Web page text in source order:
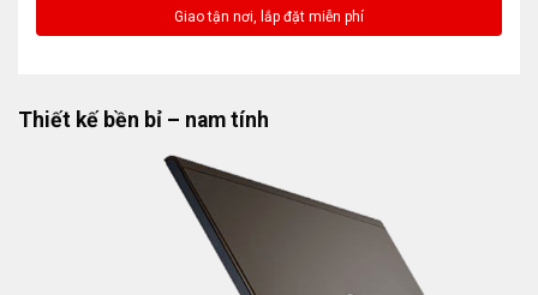
Thiết kế bền bỉ – nam tính